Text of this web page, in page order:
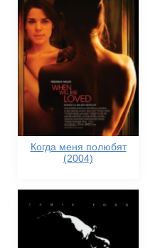
Когда меня полюбят
(2004)